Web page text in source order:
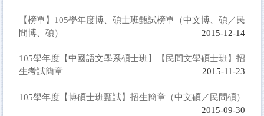
【榜單】105學年度博、碩士班甄試榜單（中文博、碩／民
間博、碩）
2015-12-14
105學年度【中國語文學系碩士班】【民間文學碩士班】招
生考試簡章
2015-11-23
105學年度【博碩士班甄試】招生簡章（中文碩／民間碩）
2015-09-30